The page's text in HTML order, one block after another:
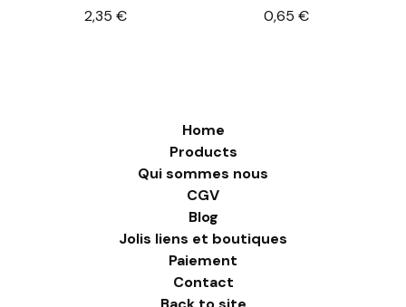
2,35 €
0,65 €
Home
Products
Qui sommes nous
CGV
Blog
Jolis liens et boutiques
Paiement
Contact